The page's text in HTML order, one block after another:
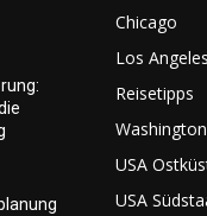
Chicago
Los Angeles
Reisetipps
USA
USA